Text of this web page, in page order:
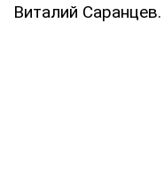
Виталий Саранцев.